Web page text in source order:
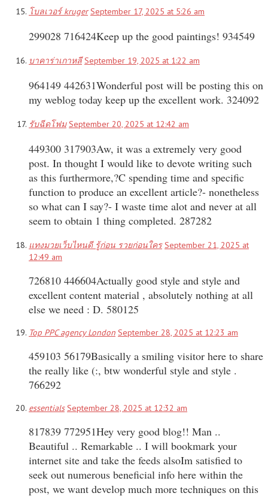
โบลเวอร์ kruger September 17, 2025 at 5:26 am
299028 716424Keep up the good paintings! 934549
บาคาร่าเกาหลี September 19, 2025 at 1:22 am
964149 442631Wonderful post will be posting this on
my weblog today keep up the excellent work. 324092
รับฉีดโฟม September 20, 2025 at 12:42 am
449300 317903Aw, it was a extremely very good
post. In thought I would like to devote writing such
as this furthermore,?C spending time and specific
function to produce an excellent article?- nonetheless
so what can I say?- I waste time alot and never at all
seem to obtain 1 thing completed. 287282
แทงมวยเว็บไหนดี รู้ก่อน รวยก่อนใคร September 21, 2025 at
12:49 am
726810 446604Actually good style and style and
excellent content material , absolutely nothing at all
else we need : D. 580125
Top PPC agency London September 28, 2025 at 12:23 am
459103 56179Basically a smiling visitor here to share
the really like (:, btw wonderful style and style .
766292
essentials September 28, 2025 at 12:32 am
817839 772951Hey very good blog!! Man ..
Beautiful .. Remarkable .. I will bookmark your
internet site and take the feeds alsoIm satisfied to
seek out numerous beneficial info here within the
post, we want develop much more techniques on this